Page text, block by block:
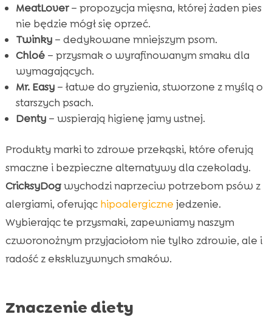
MeatLover– propozycja mięsna, której żaden pies
nie będzie mógł się oprzeć.
Twinky– dedykowane mniejszym psom.
Chloé– przysmak o wyrafinowanym smaku dla
wymagających.
Mr. Easy– łatwe do gryzienia, stworzone z myślą o
starszych psach.
Denty– wspierają higienę jamy ustnej.
Produkty marki to zdrowe przekąski, które oferują
smaczne i bezpieczne alternatywy dla czekolady.
CricksyDogwychodzi naprzeciw potrzebom psów z
alergiami, oferując hipoalergiczne jedzenie.
Wybierając te przysmaki, zapewniamy naszym
czworonożnym przyjaciołom nie tylko zdrowie, ale i
radość z ekskluzywnych smaków.
Znaczenie diety